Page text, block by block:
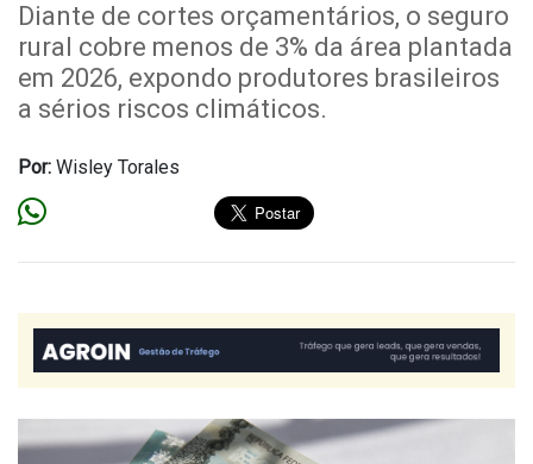
Diante de cortes orçamentários, o seguro
rural cobre menos de 3% da área plantada
em 2026, expondo produtores brasileiros
a sérios riscos climáticos.
Por: Wisley Torales